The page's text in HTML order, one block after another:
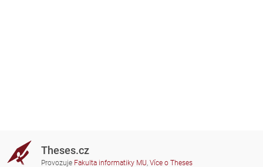
Theses.cz
Provozuje Fakulta informatiky MU, Více o Theses